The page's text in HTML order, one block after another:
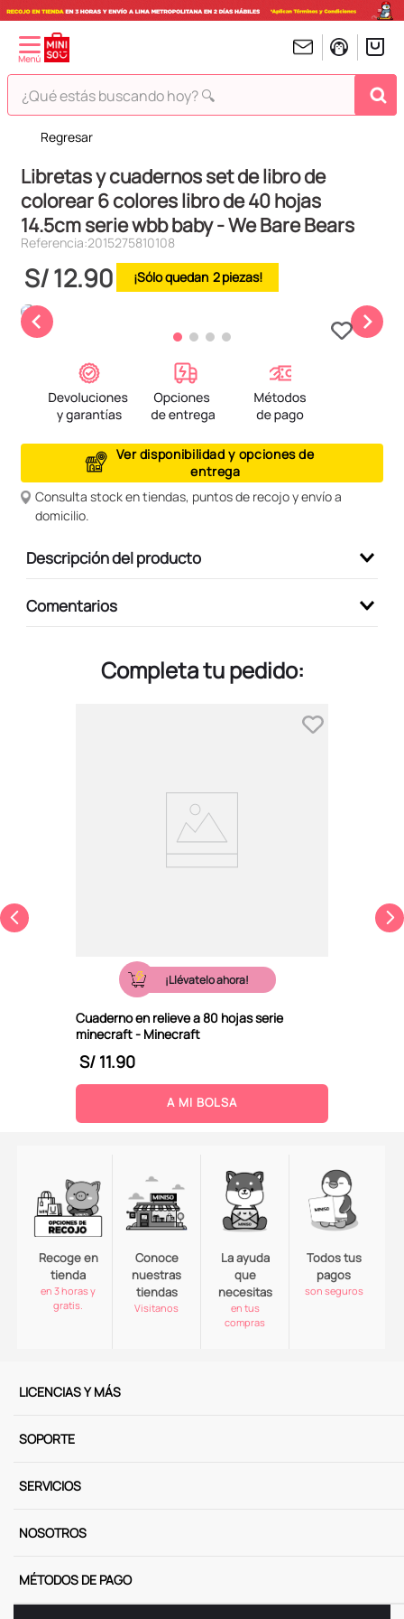
¿Qué estás buscando hoy? 🔍
Regresar
Libretas y cuadernos set de libro de
colorear 6 colores libro de 40 hojas
14.5cm serie wbb baby - We Bare Bears
Referencia:2015275810108
S/12.90 2
Ver disponibilidad y opciones de
entrega
Consulta stock en tiendas, puntos de recojo y envío a
domicilio.
Descripción del producto
Comentarios
Completa tu pedido:
¡Llévatelo ahora!
Cuaderno en relieve a 80 hojas serie
minecraft - Minecraft
S/ 11.90
A MI BOLSA
Recoge en
tienda
en 3 horas y
gratis.
Conoce
nuestras
tiendas
Visitanos
La ayuda
que
necesitas
en tus
compras
Todos tus
pagos
son seguros
LICENCIAS Y MÁS
SOPORTE
SERVICIOS
NOSOTROS
MÉTODOS DE PAGO
TÉRMINOS MÁS BUSCADOS
1 .
peluches
2.
hello kitty
3.
bt21s
4.
chiikawas
6 .
harry potter
tomatodo
stitch
peluche
kuromi